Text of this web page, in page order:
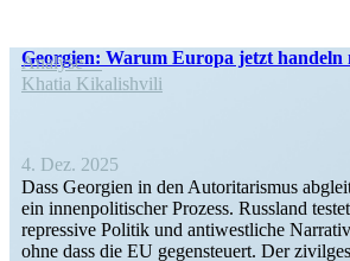
Georgien: Warum Europa jetzt handeln
Analyse
Khatia Kikalishvili
4. Dez. 2025
Dass Georgien in den Autori­ta­rismus
ein innen­po­li­ti­scher Prozess. Russland
repressive Politik und antiwest­liche
ohne dass die EU gegen­steuert. Der